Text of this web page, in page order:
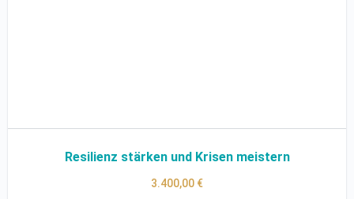
Resilienz stärken und Krisen meistern
3.400,00 €